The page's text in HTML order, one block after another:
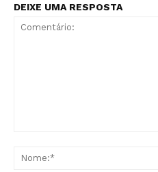
DEIXE UMA RESPOSTA